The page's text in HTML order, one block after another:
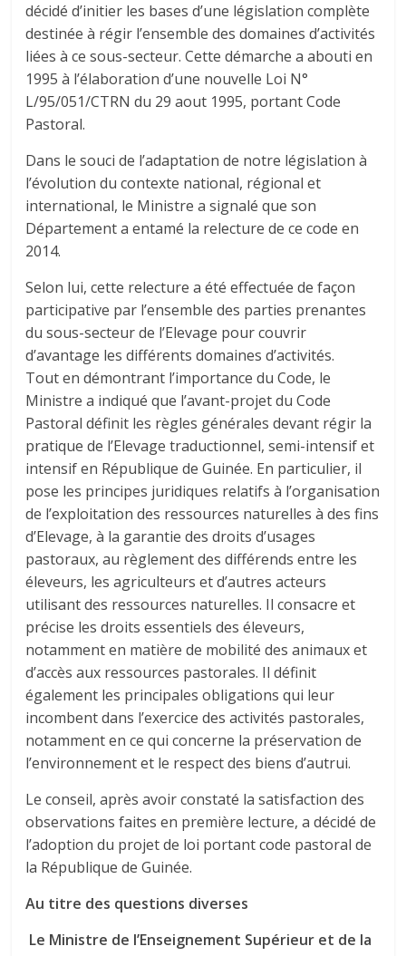
décidé d’initier les bases d’une législation complète
destinée à régir l’ensemble des domaines d’activités
liées à ce sous-secteur. Cette démarche a abouti en
1995 à l’élaboration d’une nouvelle Loi N°
L/95/051/CTRN du 29 aout 1995, portant Code
Pastoral.
Dans le souci de l’adaptation de notre législation à
l’évolution du contexte national, régional et
international, le Ministre a signalé que son
Département a entamé la relecture de ce code en
2014.
Selon lui, cette relecture a été effectuée de façon
participative par l’ensemble des parties prenantes
du sous-secteur de l’Elevage pour couvrir
d’avantage les différents domaines d’activités.
Tout en démontrant l’importance du Code, le
Ministre a indiqué que l’avant-projet du Code
Pastoral définit les règles générales devant régir la
pratique de l’Elevage traductionnel, semi-intensif et
intensif en République de Guinée. En particulier, il
pose les principes juridiques relatifs à l’organisation
de l’exploitation des ressources naturelles à des fins
d’Elevage, à la garantie des droits d’usages
pastoraux, au règlement des différends entre les
éleveurs, les agriculteurs et d’autres acteurs
utilisant des ressources naturelles. Il consacre et
précise les droits essentiels des éleveurs,
notamment en matière de mobilité des animaux et
d’accès aux ressources pastorales. Il définit
également les principales obligations qui leur
incombent dans l’exercice des activités pastorales,
notamment en ce qui concerne la préservation de
l’environnement et le respect des biens d’autrui.
Le conseil, après avoir constaté la satisfaction des
observations faites en première lecture, a décidé de
l’adoption du projet de loi portant code pastoral de
la République de Guinée.
Au titre des questions diverses
Le Ministre de l’Enseignement Supérieur et de la